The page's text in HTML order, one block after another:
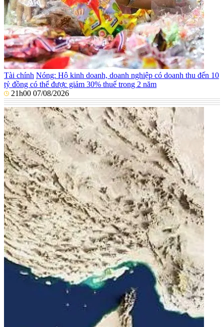
Tài chính Nóng: Hộ kinh doanh, doanh nghiệp có doanh thu đến 10
tỷ đồng có thể được giảm 30% thuế trong 2 năm
21h00 07/08/2026